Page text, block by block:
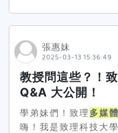
不僅是知識的殿堂，
國立大學等級的收費
期盼吸引更多對設計
學子加入，共同在數
凡。 【聖約翰科大
習態度 審查依據：修
現，展現對多媒體設
作能力 可提交以下證
力： 實作作品（如平面設計、3D 動畫、影片剪
輯、互動媒體等）。 相關競賽表現（如設計比賽、
影像創作比賽、插畫比賽等）。
（如 Adobe ACA、
審查重點： 作品應展現 創意、技術與美感，可提
供作品集作為補充資料。 (3) 生活基礎素
張惠妹
2025-03-13 15:36:49
教授問這些？！
Q&A 大公開！
學弟妹們！致理 多媒
嗨！我是致理科技大學